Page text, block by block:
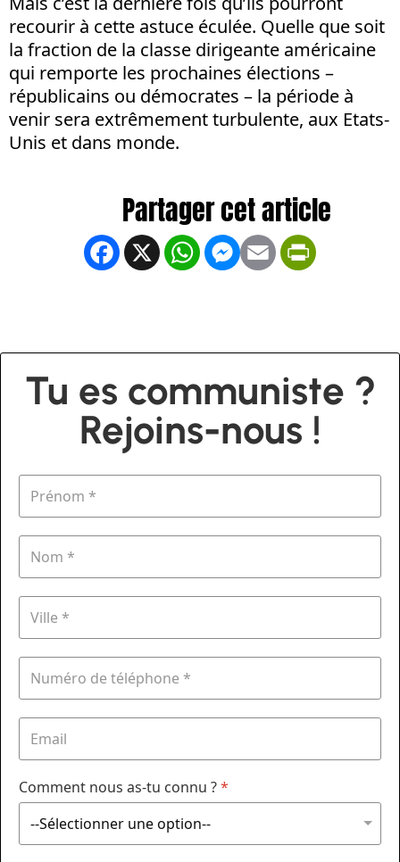
recourir à cette astuce éculée. Quelle que soit
la fraction de la classe dirigeante américaine
qui remporte les prochaines élections –
républicains ou démocrates – la période à
venir sera extrêmement turbulente, aux Etats-
Unis et dans monde.
Facebook
X WhatsApp
Messenger
Email
Tu es communiste ?
Rejoins-nous !
Comment nous as-tu connu ?*